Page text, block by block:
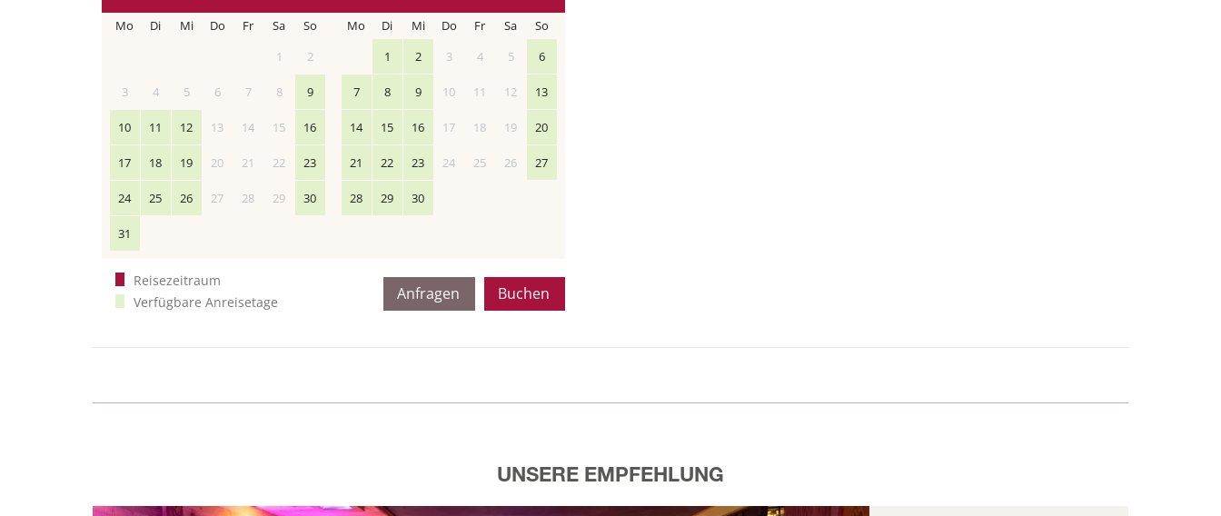
Mo Di Mi Do Fr Sa
So
1
2
3 4 5 6 7 8 9
10 11 12 13 14 15 16
17 18 19 20 21 22 23
24 25 26 27 28 29 30
31
Mo Di Mi Do Fr Sa
So
1
2 3 4 5 6
7 8 9 10 11 12 13
14 15 16 17 18 19 20
21 22 23 24 25 26 27
28 29 30
Reisezeitraum
Verfügbare Anreisetage
Buchen
Anfragen
UNSERE EMPFEHLUNG